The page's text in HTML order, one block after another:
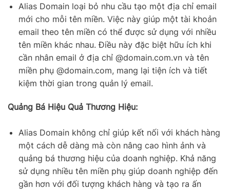
Alias Domain loại bỏ nhu cầu tạo một địa chỉ email
mới cho mỗi tên miền. Việc này giúp một tài khoản
email theo tên miền có thể được sử dụng với nhiều
tên miền khác nhau. Điều này đặc biệt hữu ích khi
cần nhân email ở địa chỉ @domain.com.vn và tên
miền phụ @domain.com, mang lại tiện ích và tiết
kiệm thời gian trong quản lý email.
Quảng Bá Hiệu Quả Thương Hiệu:
Alias Domain không chỉ giúp kết nối với khách hàng
một cách dễ dàng mà còn nâng cao hình ảnh và
quảng bá thương hiệu của doanh nghiệp. Khả năng
sử dụng nhiều tên miền phụ giúp doanh nghiệp đến
gần hơn với đối tượng khách hàng và tạo ra ấn